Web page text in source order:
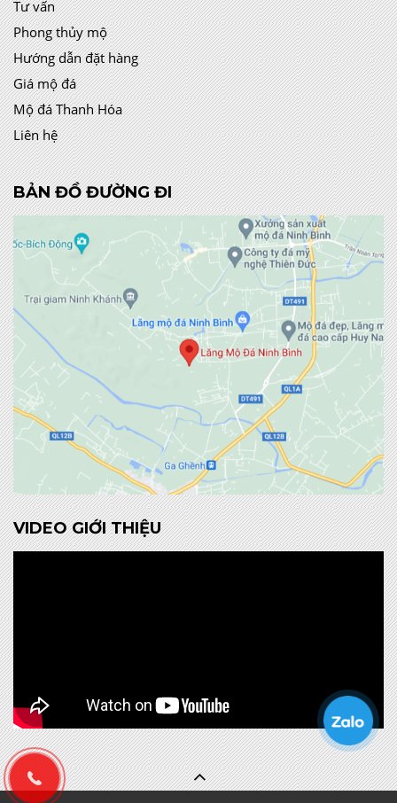
Tư vấn
Phong thủy mộ
Hướng dẫn đặt hàng
Giá mộ đá
Mộ đá Thanh Hóa
Liên hệ
BẢN ĐỒ ĐƯỜNG ĐI
VIDEO GIỚI THIỆU